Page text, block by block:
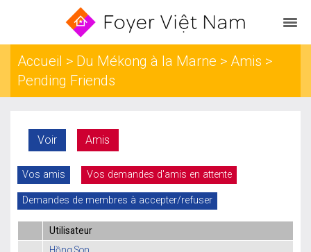
Accueil > Du Mékong à la Marne > Amis >
Pending Friends
Voir Amis
Vos amis Vos demandes d'amis en attente
Demandes de membres à accepter/refuser
Utilisateur